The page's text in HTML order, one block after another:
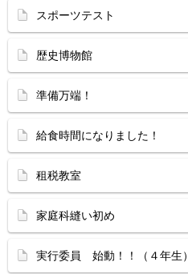
スポーツテスト
歴史博物館
準備万端！
給食時間になりました！
租税教室
家庭科縫い初め
実行委員 始動！！（４年生）